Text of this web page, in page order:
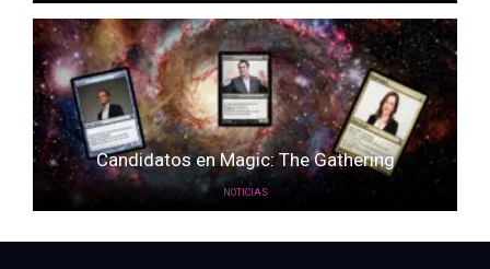
Candidatos en Magic: The Gathering
NOTICIAS